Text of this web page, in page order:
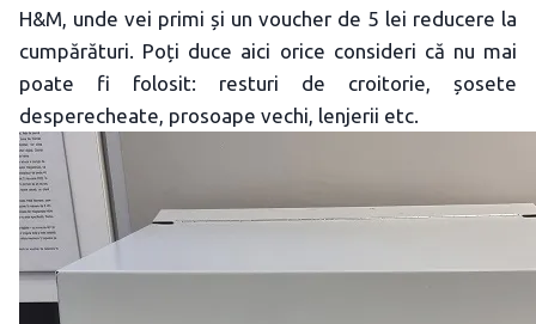
H&M, unde vei primi și un voucher de 5 lei reducere la
cumpărături. Poți duce aici orice consideri că nu mai
poate fi folosit: resturi de croitorie, șosete
desperecheate, prosoape vechi, lenjerii etc.